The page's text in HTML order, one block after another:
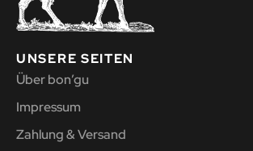
UNSERE SEITEN
Über bon’gu
Impressum
Zahlung & Versand